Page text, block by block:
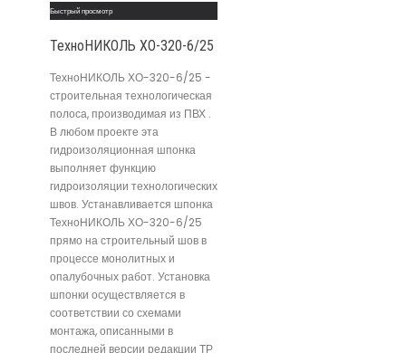
Быстрый просмотр
ТехноНИКОЛЬ ХО-320-6/25
ТехноНИКОЛЬ ХО-320-6/25 -
строительная технологическая
полоса, производимая из ПВХ .
В любом проекте эта
гидроизоляционная шпонка
выполняет функцию
гидроизоляции технологических
швов. Устанавливается шпонка
ТехноНИКОЛЬ ХО-320-6/25
прямо на строительный шов в
процессе монолитных и
опалубочных работ. Установка
шпонки осуществляется в
соответствии со схемами
монтажа, описанными в
последней версии редакции ТР